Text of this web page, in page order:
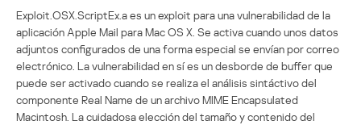
Exploit.OSX.ScriptEx.a es un exploit para una vulnerabilidad de la
aplicación Apple Mail para Mac OS X. Se activa cuando unos datos
adjuntos configurados de una forma especial se envían por correo
electrónico. La vulnerabilidad en sí es un desborde de buffer que
puede ser activado cuando se realiza el análisis sintáctivo del
componente Real Name de un archivo MIME Encapsulated
Macintosh. La cuidadosa elección del tamaño y contenido del